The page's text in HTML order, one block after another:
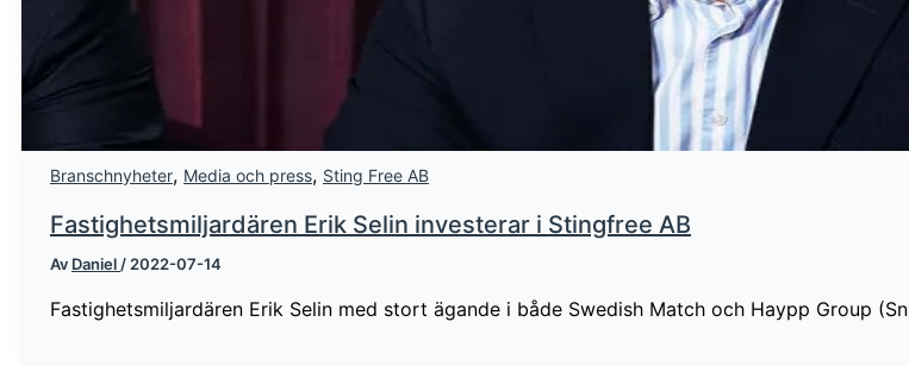
Branschnyheter, Media och press, Sting Free AB
Fastighetsmiljardären Erik Selin investerar i Stingfree AB
Av Daniel / 2022-07-14
Fastighetsmiljardären Erik Selin med stort ägande i både Swedish Match och Haypp Group